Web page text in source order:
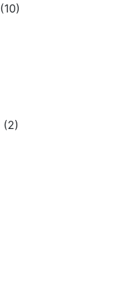
Discapacidad y minusvalía (10)
Enfermedad reumatológica (2)